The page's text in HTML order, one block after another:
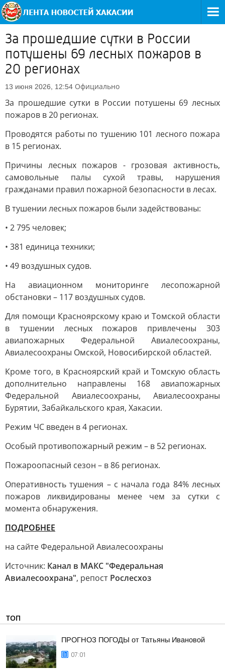
За прошедшие сутки в России
потушены 69 лесных пожаров в
20 регионах
13 июня 2026, 12:54 Официально
За прошедшие сутки в России потушены 69 лесных
пожаров в 20 регионах.
Проводятся работы по тушению 101 лесного пожара
в 15 регионах.
Причины лесных пожаров - грозовая активность,
самовольные палы сухой травы, нарушения
гражданами правил пожарной безопасности в лесах.
В тушении лесных пожаров были задействованы:
• 2 795 человек;
• 381 единица техники;
• 49 воздушных судов.
На авиационном мониторинге лесопожарной
обстановки – 117 воздушных судов.
Для помощи Красноярскому краю и Томской области
в тушении лесных пожаров привлечены 303
авиапожарных Федеральной Авиалесоохраны,
Авиалесоохраны Омской, Новосибирской областей.
Кроме того, в Красноярский край и Томскую область
дополнительно направлены 168 авиапожарных
Федеральной Авиалесоохраны, Авиалесоохраны
Бурятии, Забайкальского края, Хакасии.
Режим ЧС введен в 4 регионах.
Особый противопожарный режим – в 52 регионах.
Пожароопасный сезон – в 86 регионах.
Оперативность тушения – с начала года 84% лесных
пожаров ликвидированы менее чем за сутки с
момента обнаружения.
ПОДРОБНЕЕ
на сайте Федеральной Авиалесоохраны
Источник: Канал в МАКС "Федеральная
Авиалесоохрана", репост Рослесхоз
ТОП
ПРОГНОЗ ПОГОДЫ от Татьяны Ивановой
07:01